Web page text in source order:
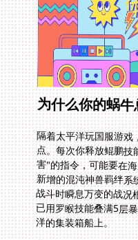
为什么你的蜗
隔着太平洋玩国服游戏
点。每次你释放鲲鹏技
害"的指令，可能要在
新增的混沌神兽羁绊系
战斗时瞬息万变的战况
已用罗睺技能叠满5层
洋的集装箱船上。